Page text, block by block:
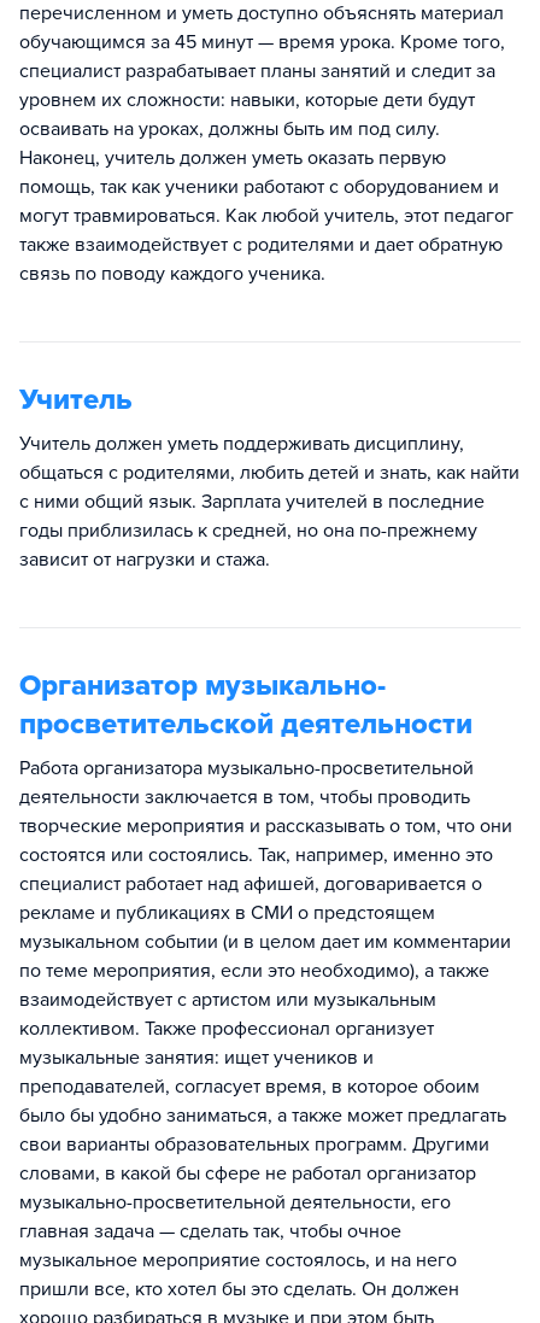
перечисленном и уметь доступно объяснять материал
обучающимся за 45 минут — время урока. Кроме того,
специалист разрабатывает планы занятий и следит за
уровнем их сложности: навыки, которые дети будут
осваивать на уроках, должны быть им под силу.
Наконец, учитель должен уметь оказать первую
помощь, так как ученики работают с оборудованием и
могут травмироваться. Как любой учитель, этот педагог
также взаимодействует с родителями и дает обратную
связь по поводу каждого ученика.
Учитель
Учитель должен уметь поддерживать дисциплину,
общаться с родителями, любить детей и знать, как найти
с ними общий язык. Зарплата учителей в последние
годы приблизилась к средней, но она по-прежнему
зависит от нагрузки и стажа.
Организатор музыкально-
просветительской деятельности
Работа организатора музыкально-просветительной
деятельности заключается в том, чтобы проводить
творческие мероприятия и рассказывать о том, что они
состоятся или состоялись. Так, например, именно это
специалист работает над афишей, договаривается о
рекламе и публикациях в СМИ о предстоящем
музыкальном событии (и в целом дает им комментарии
по теме мероприятия, если это необходимо), а также
взаимодействует с артистом или музыкальным
коллективом. Также профессионал организует
музыкальные занятия: ищет учеников и
преподавателей, согласует время, в которое обоим
было бы удобно заниматься, а также может предлагать
свои варианты образовательных программ. Другими
словами, в какой бы сфере не работал организатор
музыкально-просветительной деятельности, его
главная задача — сделать так, чтобы очное
музыкальное мероприятие состоялось, и на него
пришли все, кто хотел бы это сделать. Он должен
хорошо разбираться в музыке и при этом быть